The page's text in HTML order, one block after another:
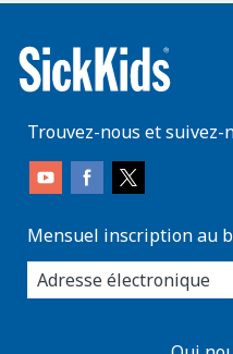
Trouvez-nous et suivez-
Mensuel inscription au
enter
you
email
AboutKidsHealth